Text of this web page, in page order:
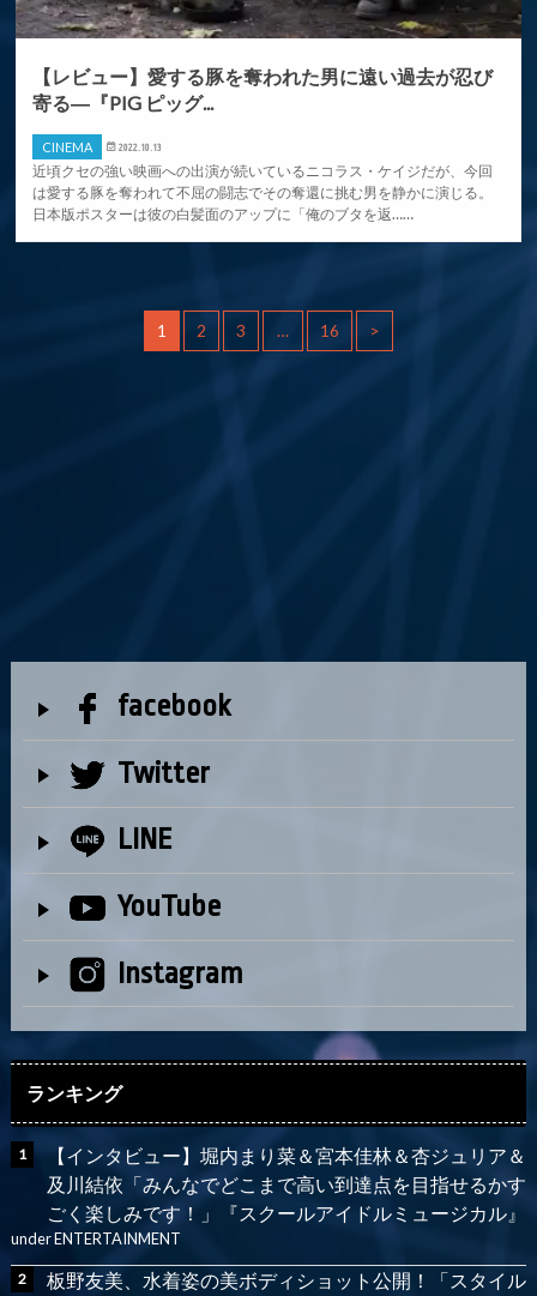
【レビュー】愛する豚を奪われた男に遠い過去が忍び
寄る―『PIG ピッグ...
CINEMA 2022.10.13
近頃クセの強い映画への出演が続いているニコラス・ケイジだが、今回
は愛する豚を奪われて不屈の闘志でその奪還に挑む男を静かに演じる。
日本版ポスターは彼の白髪面のアップに「俺のブタを返……
1 2 3 … 16 >
facebook
Twitter
LINE
YouTube
Instagram
ランキング
【インタビュー】堀内まり菜＆宮本佳林＆杏ジュリア＆
及川結依「みんなでどこまで高い到達点を目指せるかす
ごく楽しみです！」『スクールアイドルミュージカル』
underENTERTAINMENT
板野友美、水着姿の美ボディショット公開！「スタイル